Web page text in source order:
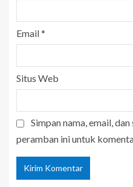
Email*
Situs Web
Simpan nama, email,
peramban ini untuk